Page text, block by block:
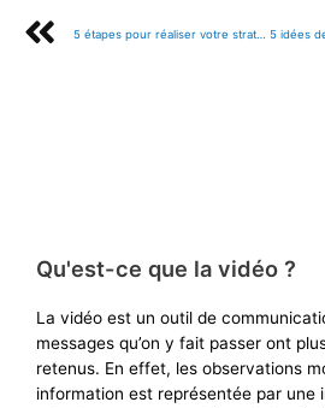
Qu'est-ce que la vidéo ?
La vidéo est un outil de
messages qu’on y fait passer ont
retenus. En effet, les observations
information est représentée par une